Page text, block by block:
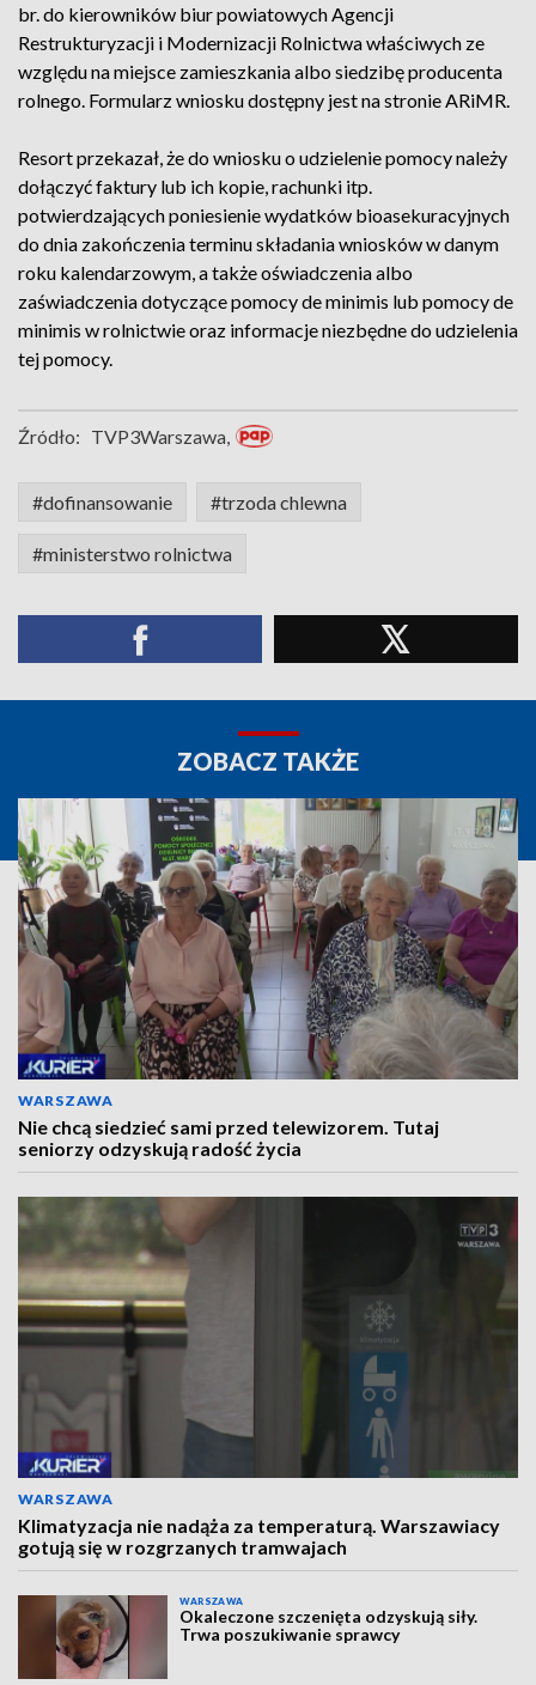
br. do kierowników biur powiatowych Agencji
Restrukturyzacji i Modernizacji Rolnictwa właściwych ze
względu na miejsce zamieszkania albo siedzibę producenta
rolnego. Formularz wniosku dostępny jest na stronie ARiMR.
Resort przekazał, że do wniosku o udzielenie pomocy należy
dołączyć faktury lub ich kopie, rachunki itp.
potwierdzających poniesienie wydatków bioasekuracyjnych
do dnia zakończenia terminu składania wniosków w danym
roku kalendarzowym, a także oświadczenia albo
zaświadczenia dotyczące pomocy de minimis lub pomocy de
minimis w rolnictwie oraz informacje niezbędne do udzielenia
tej pomocy.
Źródło: TVP3Warszawa,
#dofinansowanie #trzoda chlewna
#ministerstwo rolnictwa
ZOBACZ TAKŻE
WARSZAWA
Nie chcą siedzieć sami przed telewizorem. Tutaj
seniorzy odzyskują radość życia
WARSZAWA
Klimatyzacja nie nadąża za temperaturą. Warszawiacy
gotują się w rozgrzanych tramwajach
WARSZAWA
Okaleczone szczenięta odzyskują siły.
Trwa poszukiwanie sprawcy